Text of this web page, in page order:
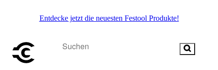
Entdecke jetzt die neuesten Festool Produkte!